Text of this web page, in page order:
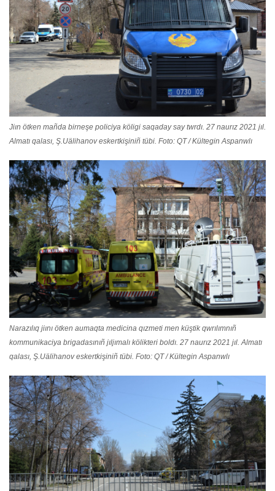
Jiın ötken mañda birneşe policiya köligi saqaday say twrdı. 27 naurız 2021 jıl.
Almatı qalası, Ş.Uälihanov eskertkişiniñ tübi. Foto: QT / Kültegin Aspanwlı
Narazılıq jiını ötken aumaqta medicina qızmeti men küştik qwrılımnıñ
kommunikaciya brigadasınıñ jıljımalı kölikteri boldı. 27 naurız 2021 jıl. Almatı
qalası, Ş.Uälihanov eskertkişiniñ tübi. Foto: QT / Kültegin Aspanwlı